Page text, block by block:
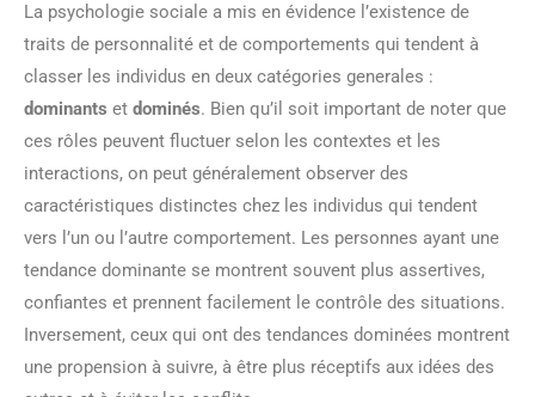
La psychologie sociale a mis en évidence l’existence de
traits de personnalité et de comportements qui tendent à
classer les individus en deux catégories generales :
dominants et dominés. Bien qu’il soit important de noter que
ces rôles peuvent fluctuer selon les contextes et les
interactions, on peut généralement observer des
caractéristiques distinctes chez les individus qui tendent
vers l’un ou l’autre comportement. Les personnes ayant une
tendance dominante se montrent souvent plus assertives,
confiantes et prennent facilement le contrôle des situations.
Inversement, ceux qui ont des tendances dominées montrent
une propension à suivre, à être plus réceptifs aux idées des